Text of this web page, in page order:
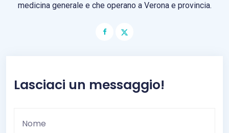
medicina generale e che operano a Verona e provincia.
Lasciaci un messaggio!